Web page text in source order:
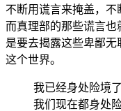
不断用谎言来掩盖，不
而真理部的那些谎言
是要去揭露这些卑鄙
这个世界。
我已经身处险境了
我们现在都身处